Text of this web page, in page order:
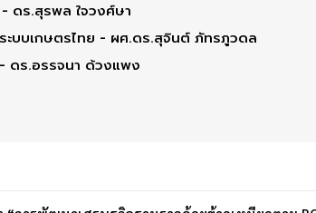
ดร.สุรพล ใจวงศ์ษา
ะบบเกษตรไทย - ผศ.ดร.สุจินต์ ภัทรภูวดล
ดร.อรรจนา ด้วงแพง